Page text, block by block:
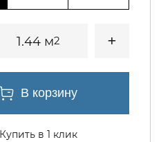
1.44 м2
Купить в 1 клик